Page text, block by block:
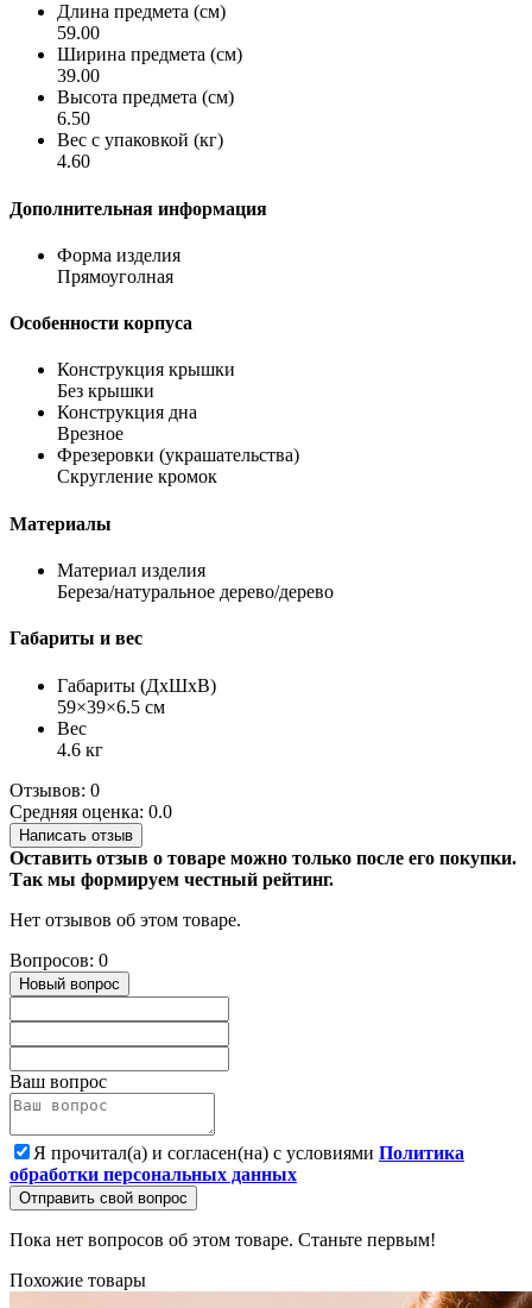
Длина предмета (см)
59.00
Ширина предмета (см)
39.00
Высота предмета (см)
6.50
Вес с упаковкой (кг)
4.60
Дополнительная информация
Форма изделия
Прямоуголная
Особенности корпуса
Конструкция крышки
Без крышки
Конструкция дна
Врезное
Фрезеровки (украшательства)
Скругление кромок
Материалы
Материал изделия
Береза/натуральное дерево/дерево
Габариты и вес
Габариты (ДхШхВ)
59×39×6.5 см
Вес
4.6 кг
Отзывов: 0
Средняя оценка: 0.0
Написать отзыв
Оставить отзыв о товаре можно только после его покупки.
Так мы формируем честный рейтинг.
Нет отзывов об этом товаре.
Вопросов: 0
Новый вопрос
Ваш вопрос
Я прочитал(а) и согласен(на) с условиями Политика
обработки персональных данных
Отправить свой вопрос
Пока нет вопросов об этом товаре. Станьте первым!
Похожие товары